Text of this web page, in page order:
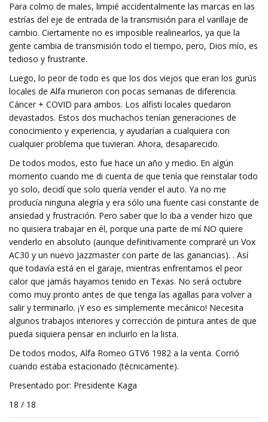
Para colmo de males, limpié accidentalmente las marcas en las
estrías del eje de entrada de la transmisión para el varillaje de
cambio. Ciertamente no es imposible realinearlos, ya que la
gente cambia de transmisión todo el tiempo, pero, Dios mío, es
tedioso y frustrante.
Luego, lo peor de todo es que los dos viejos que eran los gurús
locales de Alfa murieron con pocas semanas de diferencia.
Cáncer + COVID para ambos. Los alfisti locales quedaron
devastados. Estos dos muchachos tenían generaciones de
conocimiento y experiencia, y ayudarían a cualquiera con
cualquier problema que tuvieran. Ahora, desaparecido.
De todos modos, esto fue hace un año y medio. En algún
momento cuando me di cuenta de que tenía que reinstalar todo
yo solo, decidí que solo quería vender el auto. Ya no me
producía ninguna alegría y era sólo una fuente casi constante de
ansiedad y frustración. Pero saber que lo iba a vender hizo que
no quisiera trabajar en él, porque una parte de mí NO quiere
venderlo en absoluto (aunque definitivamente compraré un Vox
AC30 y un nuevo Jazzmaster con parte de las ganancias). . Así
que todavía está en el garaje, mientras enfrentamos el peor
calor que jamás hayamos tenido en Texas. No será octubre
como muy pronto antes de que tenga las agallas para volver a
salir y terminarlo. ¡Y eso es simplemente mecánico! Necesita
algunos trabajos interiores y corrección de pintura antes de que
pueda siquiera pensar en incluirlo en la lista.
De todos modos, Alfa Romeo GTV6 1982 a la venta. Corrió
cuando estaba estacionado (técnicamente).
Presentado por: Presidente Kaga
18 / 18